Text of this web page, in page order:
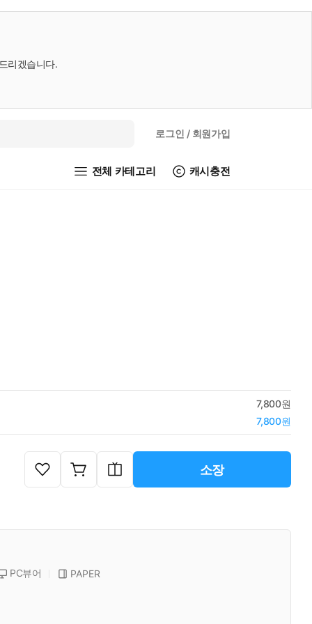
리겠습니다.
로그인 / 회원가입
전체 카테고리 캐시충전
7,800원
7,800원
소장
PC뷰어 PAPER